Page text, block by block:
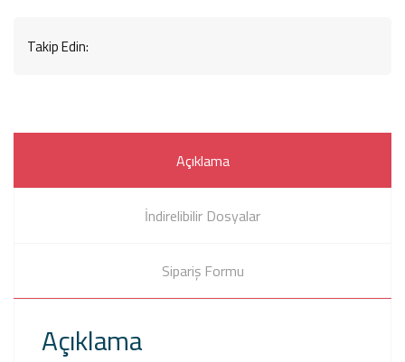
Takip Edin:
Açıklama
İndirelibilir Dosyalar
Sipariş Formu
Açıklama